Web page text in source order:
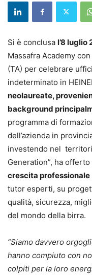
Si è conclusa l’8 luglio
Massafra Academy con
(TA) per celebrare
indeterminato in
neolaureate,
background
programma di
dell’azienda in
investendo nel
Generation”, ha
crescita professionale
tutor esperti, su
qualità, sicurezza,
del mondo della birra.
“Siamo davvero
hanno compiuto con
colpiti per la loro